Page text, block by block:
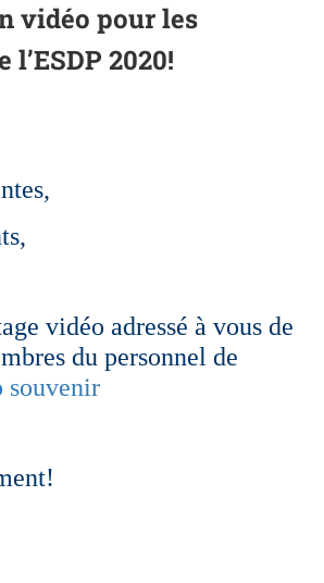
vidéo pour les
2020!
vidéo adressé à vous de
du personnel de
souvenir